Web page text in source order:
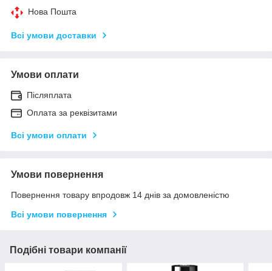
Нова Пошта
Всі умови доставки
Умови оплати
Післяплата
Оплата за реквізитами
Всі умови оплати
Умови повернення
Повернення товару впродовж 14 днів за домовленістю
Всі умови повернення
Подібні товари компанії